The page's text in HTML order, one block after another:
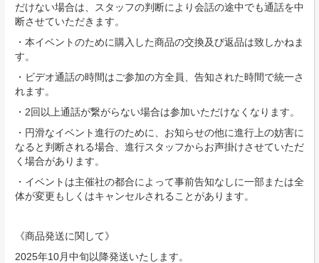
だけない場合は、スタッフの判断により会話の途中でも通話を中
断させていただきます。
・本イベントのために購入した商品の交換及び返品は致しかねま
す。
・ビデオ通話の時間はご参加の方全員、告知された時間で統一さ
れます。
・2回以上通話が繋がらない場合は参加いただけなくなります。
・円滑なイベント進行のために、お知らせの他に進行上の妨害に
なると判断される場合、進行スタッフからお声掛けさせていただ
く場合があります。
・イベントは主催社の都合によって事前告知なしに一部または全
体が変更もしくはキャンセルされることがあります。
《商品発送に関して》
2025年10月中旬以降発送いたします。